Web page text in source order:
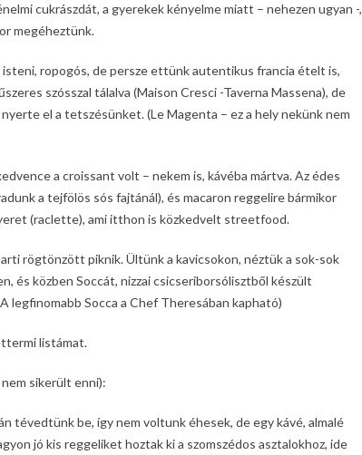
cukrászdát, a gyerekek kényelme miatt – nehezen ugyan -,
megéheztünk.
isteni, ropogós, de persze ettünk autentikus francia ételt is,
szósszal tálalva (Maison Cresci -Taverna Massena), de
el a tetszésünket. (Le Magenta – ez a hely nekünk nem
a croissant volt – nekem is, kávéba mártva. Az édes
a tejfölös sós fajtánál), és macaron reggelire bármikor
(raclette), ami itthon is közkedvelt streetfood.
rögtönzött piknik. Ültünk a kavicsokon, néztük a sok-sok
és közben Soccát, nizzai csicseriborsólisztből készült
legfinomabb Socca a Chef Theresában kapható)
listámat.
sikerült enni):
tévedtünk be, így nem voltunk éhesek, de egy kávé, almalé
jó kis reggeliket hoztak ki a szomszédos asztalokhoz, ide